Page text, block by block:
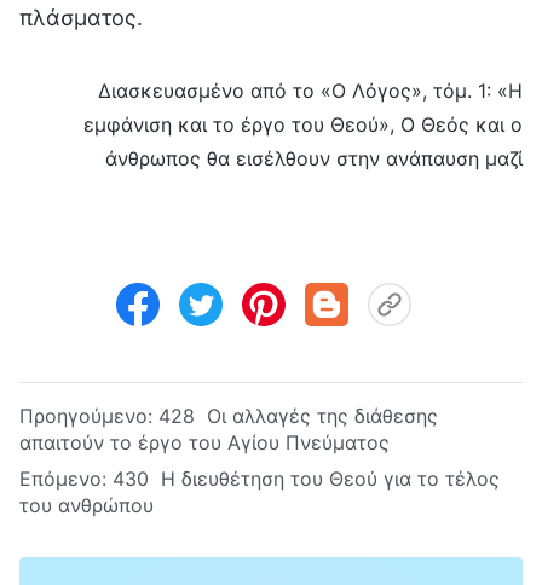
πλάσματος.
Διασκευασμένο από το «Ο Λόγος», τόμ. 1: «Η
εμφάνιση και το έργο του Θεού», Ο Θεός και ο
άνθρωπος θα εισέλθουν στην ανάπαυση μαζί
Προηγούμενο: 428 Οι αλλαγές της διάθεσης
απαιτούν το έργο του Αγίου Πνεύματος
Επόμενο: 430 Η διευθέτηση του Θεού για το τέλος
του ανθρώπου